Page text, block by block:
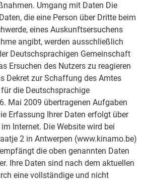
Umgang mit Daten Die
die eine Person über Dritte beim
eines Auskunftsersuchens
angibt, werden ausschließlich
Deutschsprachigen Gemeinschaft
Ersuchen des Nutzers zu reagieren
Dekret zur Schaffung des Amtes
die Deutschsprachige
Mai 2009 übertragenen Aufgaben
Erfassung Ihrer Daten erfolgt über
Internet. Die Website wird bei
2 in Antwerpen (www.kinamo.be)
die oben genannten Daten
Ihre Daten sind nach dem aktuellen
eine vollständige und nicht